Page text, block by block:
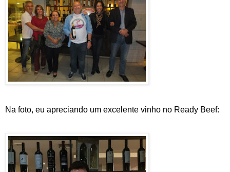
Na foto, eu apreciando um excelente vinho no Ready Beef: